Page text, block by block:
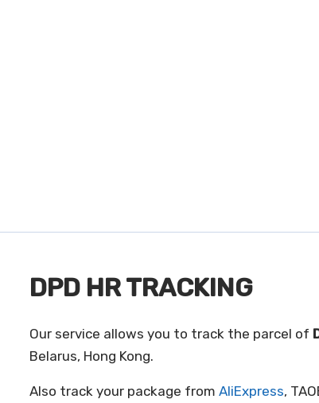
DPD HR TRACKING
Our service allows you to track the parcel of
Belarus, Hong Kong.
Also track your package from AliExpress,